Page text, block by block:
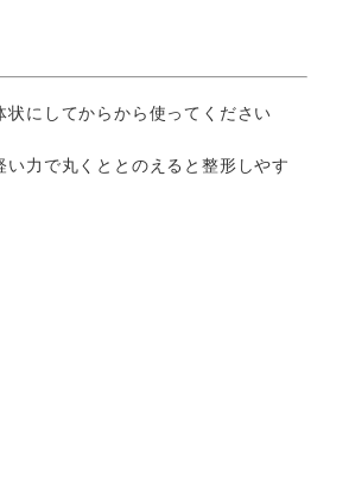
状にしてからから使ってください
力で丸くととのえると整形しやす